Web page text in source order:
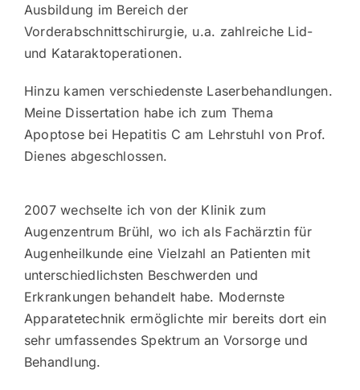
Ausbildung im Bereich der
Vorderabschnittschirurgie, u.a. zahlreiche Lid-
und Kataraktoperationen.
Hinzu kamen verschiedenste Laserbehandlungen.
Meine Dissertation habe ich zum Thema
Apoptose bei Hepatitis C am Lehrstuhl von Prof.
Dienes abgeschlossen.
2007 wechselte ich von der Klinik zum
Augenzentrum Brühl, wo ich als Fachärztin für
Augenheilkunde eine Vielzahl an Patienten mit
unterschiedlichsten Beschwerden und
Erkrankungen behandelt habe. Modernste
Apparatetechnik ermöglichte mir bereits dort ein
sehr umfassendes Spektrum an Vorsorge und
Behandlung.